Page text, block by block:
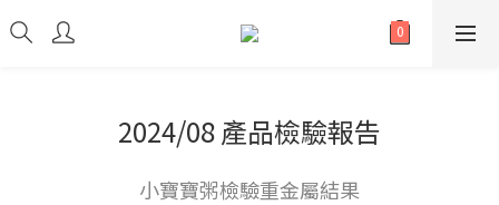
2024/08 產品檢驗報告
小寶寶粥檢驗重金屬結果